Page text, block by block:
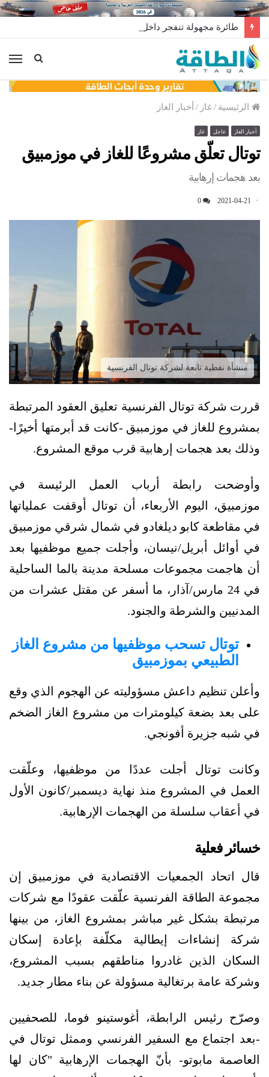
الرئيسية /غاز / أخبار الغاز
أخبار الغاز عاجل غاز
توتال تعلّق مشروعًا للغاز في موزمبيق
بعد هجمات إرهابية
2021-04-21
0
منشأة نفطية تابعة لشركة توتال الفرنسية
قررت شركة توتال الفرنسية تعليق العقود المرتبطة
بمشروع للغاز في موزمبيق -كانت قد أبرمتها أخيرًا-
وذلك بعد هجمات إرهابية قرب موقع المشروع.
وأوضحت رابطة أرباب العمل الرئيسة في
موزمبيق، اليوم الأربعاء، أن توتال أوقفت عملياتها
في مقاطعة كابو ديلغادو في شمال شرقي موزمبيق
في أوائل أبريل/نيسان، وأجلت جميع موظفيها بعد
أن هاجمت مجموعات مسلحة مدينة بالما الساحلية
في 24 مارس/آذار، ما أسفر عن مقتل عشرات من
المدنيين والشرطة والجنود.
توتال تسحب موظفيها من مشروع الغاز
الطبيعي بموزمبيق
وأعلن تنظيم داعش مسؤوليته عن الهجوم الذي وقع
على بعد بضعة كيلومترات من مشروع الغاز الضخم
في شبه جزيرة أفونجي.
وكانت توتال أجلت عددًا من موظفيها، وعلّقت
العمل في المشروع منذ نهاية ديسمبر/كانون الأول
في أعقاب سلسلة من الهجمات الإرهابية.
خسائر فعلية
قال اتحاد الجمعيات الاقتصادية في موزمبيق إن
مجموعة الطاقة الفرنسية علّقت عقودًا مع شركات
مرتبطة بشكل غير مباشر بمشروع الغاز، من بينها
شركة إنشاءات إيطالية مكلّفة بإعادة إسكان
السكان الذين غادروا مناطقهم بسبب المشروع،
وشركة عامة برتغالية مسؤولة عن بناء مطار جديد.
وصرّح رئيس الرابطة، أغوستينو فوما، للصحفيين
-بعد اجتماع مع السفير الفرنسي وممثل توتال في
العاصمة مابوتو- بأنّ الهجمات الإرهابية "كان لها